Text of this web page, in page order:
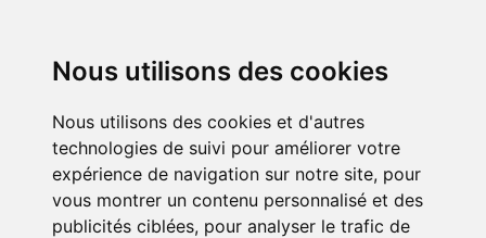
Nous utilisons des cookies
Nous utilisons des cookies et d'autres
technologies de suivi pour améliorer votre
expérience de navigation sur notre site, pour
vous montrer un contenu personnalisé et des
publicités ciblées, pour analyser le trafic de